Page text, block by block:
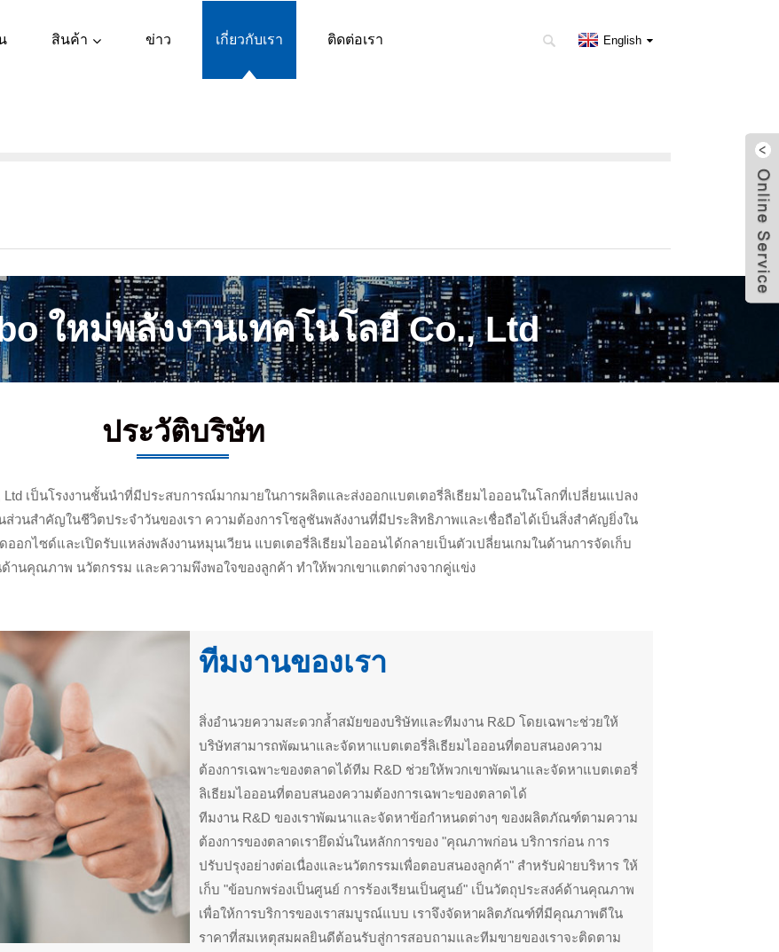
สินค้า ข่าว เกี่ยวกับเรา ติดต่อเรา English
ใหม่พลังงานเทคโนโลยี Co., Ltd
ประวัติบริษัท
Ltd เป็นโรงงานชั้นนำที่มีประสบการณ์มากมายในการผลิตและส่งออกแบตเตอรี่ลิเธียมไอออนในโลกที่เปลี่ยนแปลง
ส่วนสำคัญในชีวิตประจำวันของเรา ความต้องการโซลูชันพลังงานที่มีประสิทธิภาพและเชื่อถือได้เป็นสิ่งสำคัญยิ่งใน
กไซด์และเปิดรับแหล่งพลังงานหมุนเวียน แบตเตอรี่ลิเธียมไอออนได้กลายเป็นตัวเปลี่ยนเกมในด้านการจัดเก็บ
ด้านคุณภาพ นวัตกรรม และความพึงพอใจของลูกค้า ทำให้พวกเขาแตกต่างจากคู่แข่ง
ทีมงานของเรา
สิ่งอำนวยความสะดวกล้ำสมัยของบริษัทและทีมงาน R&D โดยเฉพาะช่วยให้
บริษัทสามารถพัฒนาและจัดหาแบตเตอรี่ลิเธียมไอออนที่ตอบสนองความ
ต้องการเฉพาะของตลาดได้ทีม R&D ช่วยให้พวกเขาพัฒนาและจัดหาแบตเตอรี่
ลิเธียมไอออนที่ตอบสนองความต้องการเฉพาะของตลาดได้
ทีมงาน R&D ของเราพัฒนาและจัดหาข้อกำหนดต่างๆ ของผลิตภัณฑ์ตามความ
ต้องการของตลาดเรายึดมั่นในหลักการของ "คุณภาพก่อน บริการก่อน การ
ปรับปรุงอย่างต่อเนื่องและนวัตกรรมเพื่อตอบสนองลูกค้า" สำหรับฝ่ายบริหาร ให้
เก็บ "ข้อบกพร่องเป็นศูนย์ การร้องเรียนเป็นศูนย์" เป็นวัตถุประสงค์ด้านคุณภาพ
เพื่อให้การบริการของเราสมบูรณ์แบบ เราจึงจัดหาผลิตภัณฑ์ที่มีคุณภาพดีใน
ราคาที่สมเหตุสมผลยินดีต้อนรับสู่การสอบถามและทีมขายของเราจะติดตาม